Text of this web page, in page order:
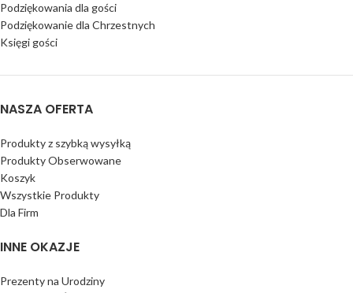
Podziękowania dla gości
Podziękowanie dla Chrzestnych
Księgi gości
NASZA OFERTA
Produkty z szybką wysyłką
Produkty Obserwowane
Koszyk
Wszystkie Produkty
Dla Firm
INNE OKAZJE
Prezenty na Urodziny